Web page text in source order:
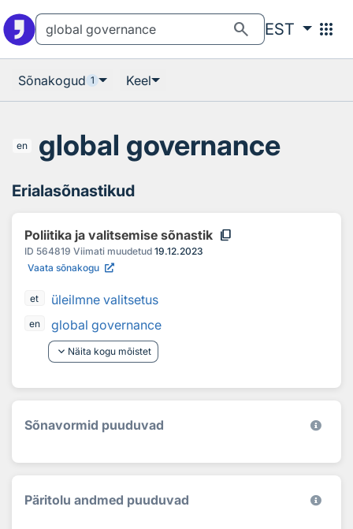
search EST apps
Sõnakogud 1 Keel
en global governance
Erialasõnastikud
Poliitika ja valitsemise sõnastik content_copy
ID 564819 Viimati muudetud 19.12.2023
Vaata sõnakogu
et üleilmne valitsetus
en
global governance
keyboard_arrow_down Näita kogu mõistet
Sõnavormid puuduvad
Päritolu andmed puuduvad